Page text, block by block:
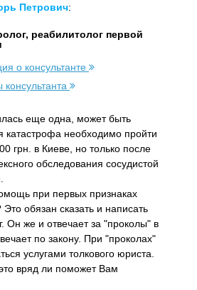
Петрович:
реабилитолог первой
о консультанте
консультанта
еще одна, может быть
катастрофа необходимо пройти
грн. в Киеве, но только после
обследования сосудистой
при первых признаках
Это обязан сказать и написать
Он же и отвечает за "проколы" в
по закону. При "проколах"
услугами толкового юриста.
вряд ли поможет Вам